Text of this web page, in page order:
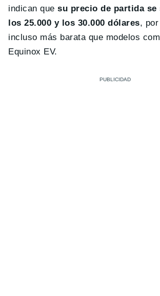
indican que su precio de partida se
los 25.000 y los 30.000 dólares,
incluso más barata que modelos
Equinox EV.